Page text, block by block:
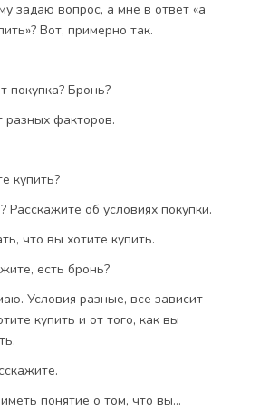
задаю вопрос, а мне в ответ «а
Вот, примерно так.
покупка? Бронь?
факторов.
купить?
Расскажите об условиях покупки.
что вы хотите купить.
есть бронь?
Условия разные, все зависит
купить и от того, как вы
понятие о том, что вы…